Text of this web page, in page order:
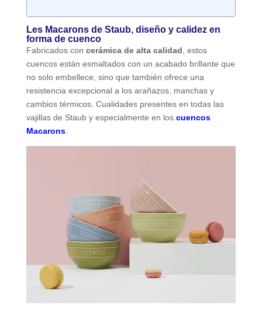
Les Macarons de Staub, diseño y calidez en
forma de cuenco
Fabricados con cerámica de alta calidad , estos
cuencos están esmaltados con un acabado brillante que
no solo embellece, sino que también ofrece una
resistencia excepcional a los arañazos, manchas y
cambios térmicos. Cualidades presentes en todas las
vajillas de Staub y especialmente en los cuencos
Macarons.